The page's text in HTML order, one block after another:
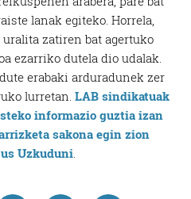
lanak egiteko. Horrela,
zatiren bat agertuko
ezarriko dutela dio udalak.
erabaki arduradunek zer
lurretan.LAB sindikatuak
informazio guztia izan
sakona egin zion
Uzkuduni